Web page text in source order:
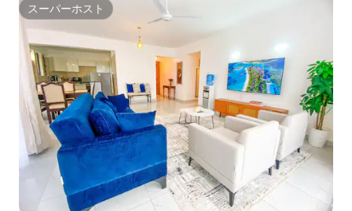
スーパーホスト
スーパーホスト